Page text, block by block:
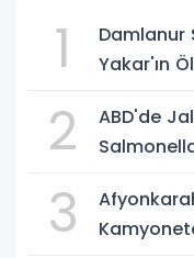
1
Damlanur
Yakar'ın
2
ABD'de
3